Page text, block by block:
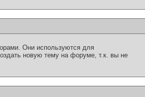
Они используются для
новую тему на форуме, т.к. вы не